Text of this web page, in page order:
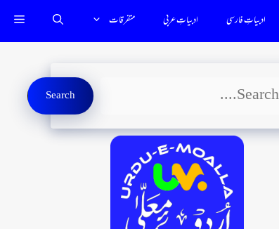
ادبیاتِ فارسى ادبياتِ عربي متفرقات
Search
Search